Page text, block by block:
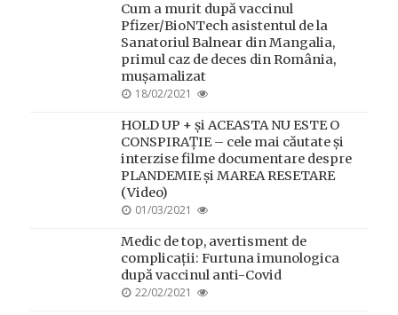
Cum a murit după vaccinul
Pfizer/BioNTech asistentul de la
Sanatoriul Balnear din Mangalia,
primul caz de deces din România,
mușamalizat
POSTED
18/02/2021
HOLD UP + și ACEASTA NU ESTE O
CONSPIRAȚIE – cele mai căutate și
interzise filme documentare despre
PLANDEMIE și MAREA RESETARE
(Video)
POSTED
01/03/2021
Medic de top, avertisment de
complicații: Furtuna imunologica
după vaccinul anti-Covid
POSTED
22/02/2021